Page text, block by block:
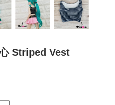
Striped Vest